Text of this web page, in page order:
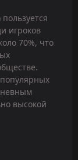
игроков
70%, что
высокой